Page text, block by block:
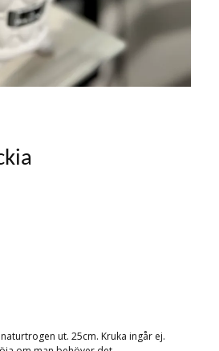
ut. 25cm. Kruka ingår ej.